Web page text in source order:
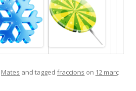
Mates and tagged fraccions on 12 març